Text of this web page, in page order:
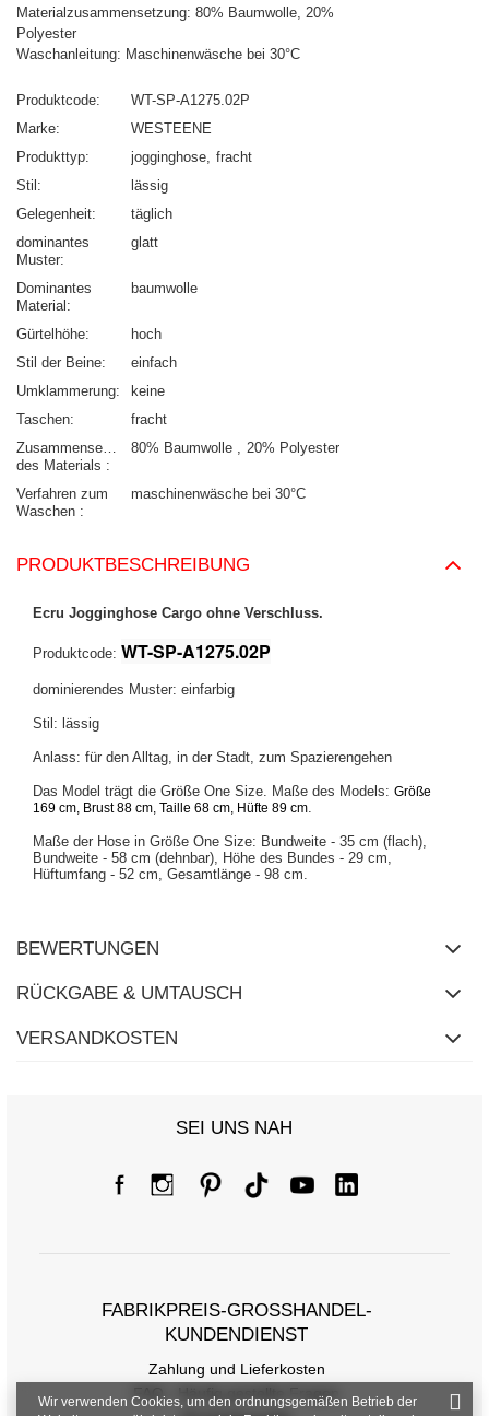
Materialzusammensetzung: 80% Baumwolle, 20%
Polyester
Waschanleitung: Maschinenwäsche bei 30°C
Produktcode
WT-SP-A1275.02P
Marke
WESTEENE
Produkttyp
jogginghose fracht
Stil
lässig
Gelegenheit
täglich
dominantes
Muster
glatt
Dominantes
Material
baumwolle
Gürtelhöhe
hoch
Stil der Beine
einfach
Umklammerung
keine
Taschen
fracht
Zusammensetzung
des Materials
80% Baumwolle 20% Polyester
Verfahren zum
Waschen
maschinenwäsche bei 30°C
PRODUKTBESCHREIBUNG
Ecru Jogginghose Cargo ohne Verschluss.
Produktcode: WT-SP-A1275.02P
dominierendes Muster: einfarbig
Stil: lässig
Anlass: für den Alltag, in der Stadt, zum Spazierengehen
Das Model trägt die Größe One Size. Maße des Models: Größe
169 cm, Brust 88 cm, Taille 68 cm, Hüfte 89 cm.
Maße der Hose in Größe One Size: Bundweite - 35 cm (flach),
Bundweite - 58 cm (dehnbar), Höhe des Bundes - 29 cm,
Hüftumfang - 52 cm, Gesamtlänge - 98 cm.
BEWERTUNGEN
RÜCKGABE & UMTAUSCH
VERSANDKOSTEN
SEI UNS NAH
FABRIKPREIS-GROSSHANDEL-K
UNDENDIENST
Zahlung und Lieferkosten
FAQ - Häufig gestellte Fragen
Wir verwenden Cookies, um den ordnungsgemäßen Betrieb der